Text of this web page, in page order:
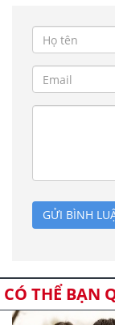
GỬI BÌNH
CÓ THỂ BẠN